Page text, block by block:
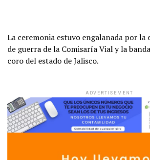
La ceremonia estuvo engalanada por la
de guerra de la Comisaría Vial y la
coro del estado de Jalisco.
ADVERTISEMENT